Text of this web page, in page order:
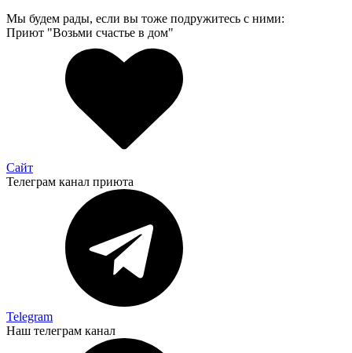
Мы будем рады, если вы тоже подружитесь с ними:
Приют "Возьми счастье в дом"
Сайт
Телеграм канал приюта
Telegram
Наш телеграм канал